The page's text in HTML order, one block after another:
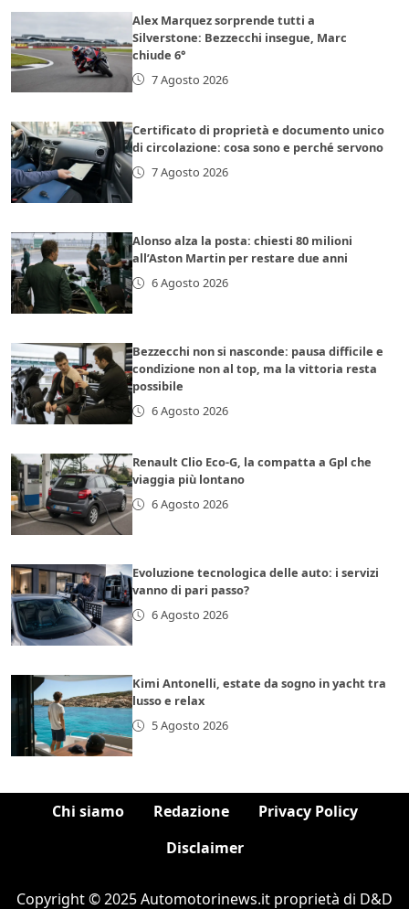
Alex Marquez sorprende tutti a
Silverstone: Bezzecchi insegue, Marc
chiude 6°
7 Agosto 2026
Certificato di proprietà e documento unico
di circolazione: cosa sono e perché servono
7 Agosto 2026
Alonso alza la posta: chiesti 80 milioni
all’Aston Martin per restare due anni
6 Agosto 2026
Bezzecchi non si nasconde: pausa difficile e
condizione non al top, ma la vittoria resta
possibile
6 Agosto 2026
Renault Clio Eco-G, la compatta a Gpl che
viaggia più lontano
6 Agosto 2026
Evoluzione tecnologica delle auto: i servizi
vanno di pari passo?
6 Agosto 2026
Kimi Antonelli, estate da sogno in yacht tra
lusso e relax
5 Agosto 2026
Chi siamo Redazione
Privacy Policy
Disclaimer
Copyright © 2025 Automotorinews.it proprietà di D&D